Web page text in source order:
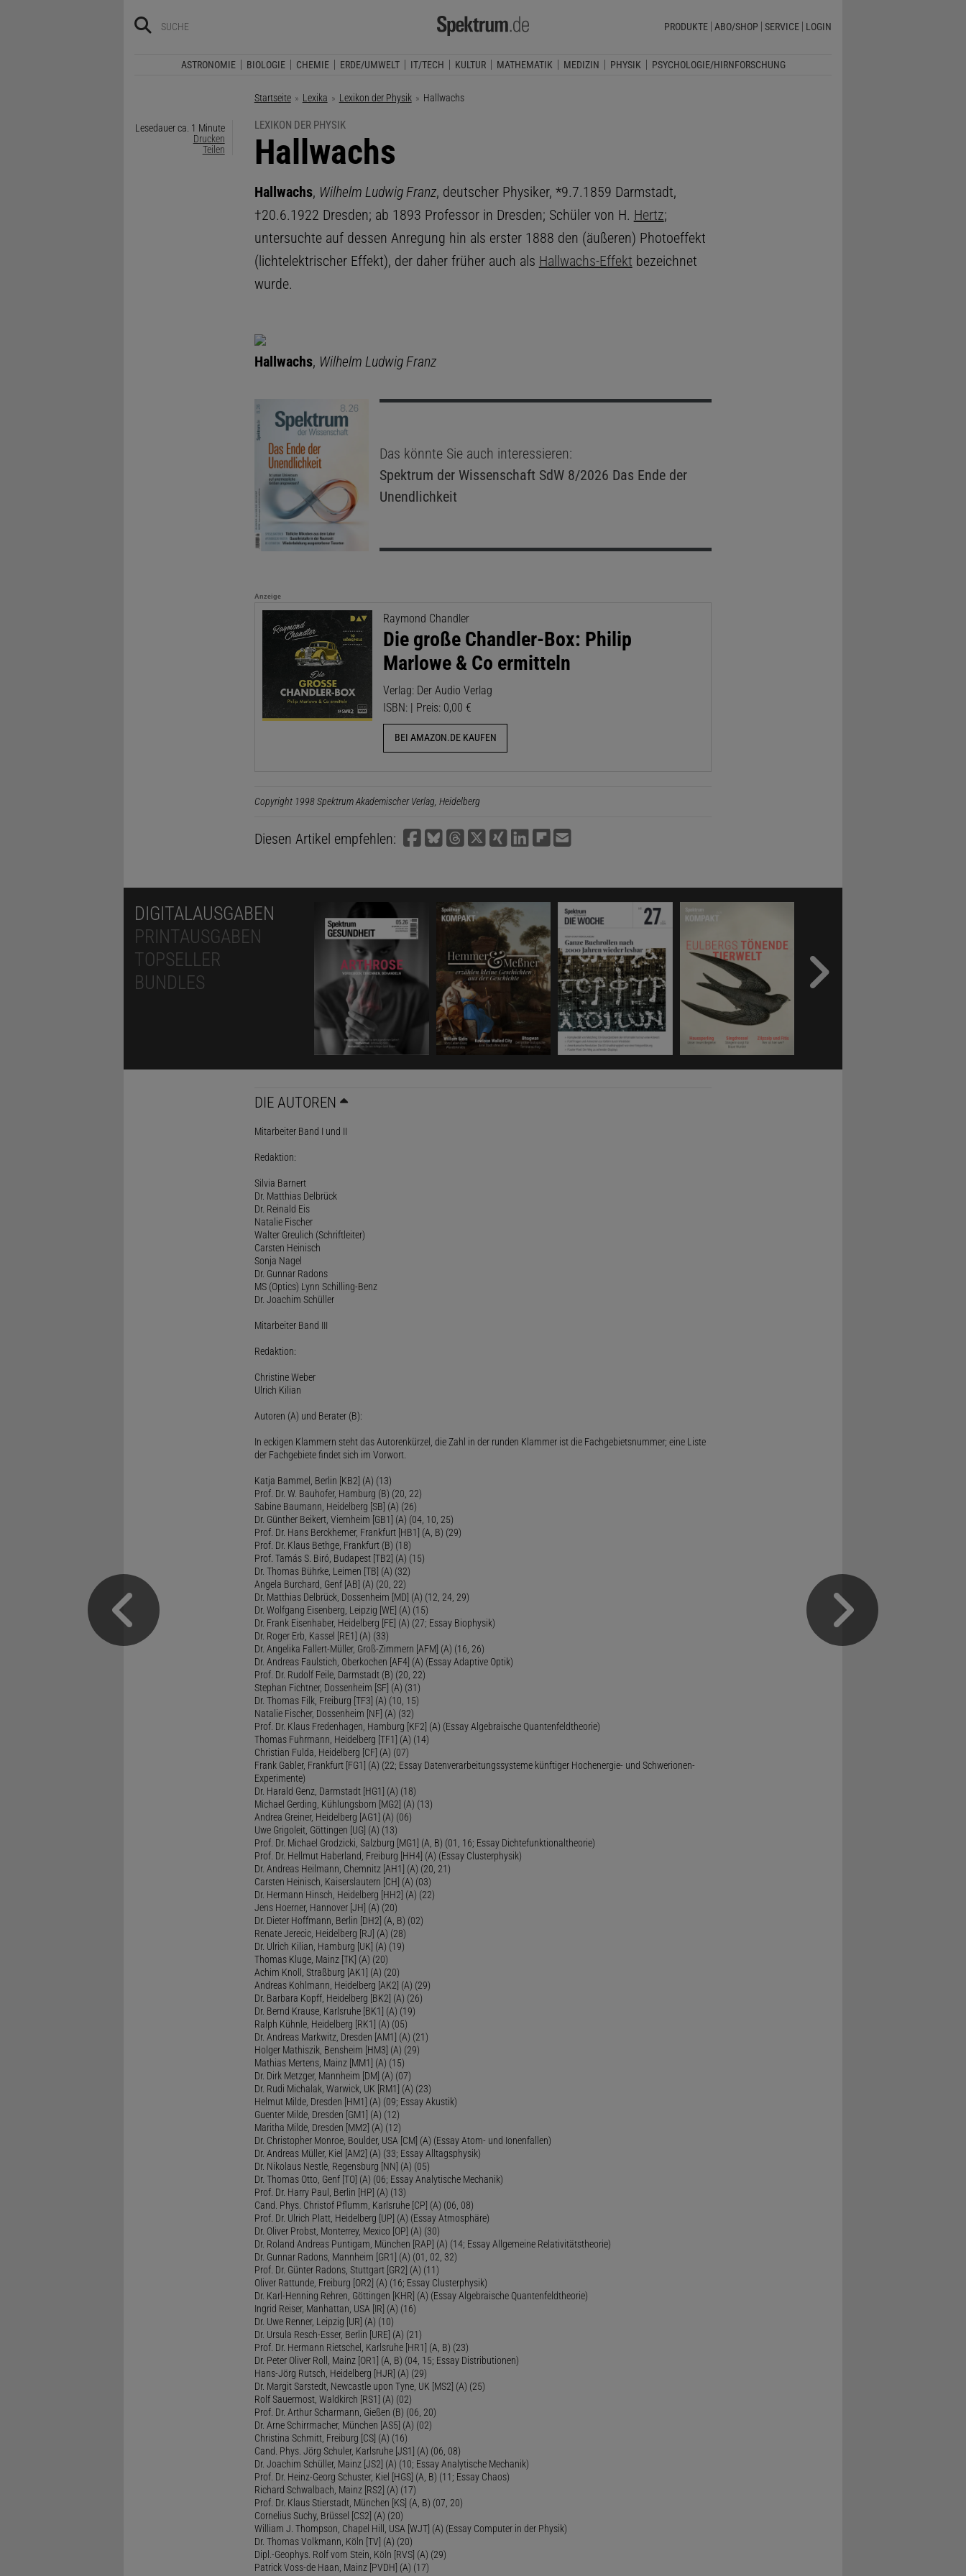
PRODUKTE ABO/SHOP SERVICE LOGIN
ASTRONOMIE BIOLOGIE CHEMIE ERDE/UMWELT IT/TECH KULTUR MATHEMATIK MEDIZIN PHYSIK PSYCHOLOGIE/HIRNFORSCHUNG
Startseite Lexika Lexikon der Physik Aktuelle Seite:
Hallwachs
Lesedauer ca. 1 Minute
Drucken
Teilen
LEXIKON DER PHYSIK
:
Hallwachs
Hallwachs, Wilhelm Ludwig Franz, deutscher Physiker, *9.7.1859 Darmstadt,
†20.6.1922 Dresden; ab 1893 Professor in Dresden; Schüler von H. Hertz;
untersuchte auf dessen Anregung hin als erster 1888 den (äußeren) Photoeffekt
(lichtelektrischer Effekt), der daher früher auch als Hallwachs-Effekt bezeichnet
wurde.
Hallwachs, Wilhelm Ludwig Franz
Das könnte Sie auch interessieren:
Spektrum der Wissenschaft SdW 8/2026 Das Ende der
Unendlichkeit
Anzeige
Raymond Chandler
Die große Chandler-Box: Philip
Marlowe & Co ermitteln
Verlag: Der Audio Verlag
ISBN: | Preis: 0,00 €
BEI AMAZON.DE KAUFEN
Copyright 1998 Spektrum Akademischer Verlag, Heidelberg
Diesen Artikel empfehlen:
DIGITALAUSGABEN
PRINTAUSGABEN
TOPSELLER
BUNDLES
DIE AUTOREN
Mitarbeiter Band I und II
Redaktion:
Silvia Barnert
Dr. Matthias Delbrück
Dr. Reinald Eis
Natalie Fischer
Walter Greulich (Schriftleiter)
Carsten Heinisch
Sonja Nagel
Dr. Gunnar Radons
MS (Optics) Lynn Schilling-Benz
Dr. Joachim Schüller
Mitarbeiter Band III
Redaktion:
Christine Weber
Ulrich Kilian
Autoren (A) und Berater (B):
In eckigen Klammern steht das Autorenkürzel, die Zahl in der runden Klammer ist die Fachgebietsnummer; eine Liste
der Fachgebiete findet sich im Vorwort.
Katja Bammel, Berlin [KB2] (A) (13)
Prof. Dr. W. Bauhofer, Hamburg (B) (20, 22)
Sabine Baumann, Heidelberg [SB] (A) (26)
Dr. Günther Beikert, Viernheim [GB1] (A) (04, 10, 25)
Prof. Dr. Hans Berckhemer, Frankfurt [HB1] (A, B) (29)
Prof. Dr. Klaus Bethge, Frankfurt (B) (18)
Prof. Tamás S. Biró, Budapest [TB2] (A) (15)
Dr. Thomas Bührke, Leimen [TB] (A) (32)
Angela Burchard, Genf [AB] (A) (20, 22)
Dr. Matthias Delbrück, Dossenheim [MD] (A) (12, 24, 29)
Dr. Wolfgang Eisenberg, Leipzig [WE] (A) (15)
Dr. Frank Eisenhaber, Heidelberg [FE] (A) (27; Essay Biophysik)
Dr. Roger Erb, Kassel [RE1] (A) (33)
Dr. Angelika Fallert-Müller, Groß-Zimmern [AFM] (A) (16, 26)
Dr. Andreas Faulstich, Oberkochen [AF4] (A) (Essay Adaptive Optik)
Prof. Dr. Rudolf Feile, Darmstadt (B) (20, 22)
Stephan Fichtner, Dossenheim [SF] (A) (31)
Dr. Thomas Filk, Freiburg [TF3] (A) (10, 15)
Natalie Fischer, Dossenheim [NF] (A) (32)
Prof. Dr. Klaus Fredenhagen, Hamburg [KF2] (A) (Essay Algebraische Quantenfeldtheorie)
Thomas Fuhrmann, Heidelberg [TF1] (A) (14)
Christian Fulda, Heidelberg [CF] (A) (07)
Frank Gabler, Frankfurt [FG1] (A) (22; Essay Datenverarbeitungssysteme künftiger Hochenergie- und Schwerionen-
Experimente)
Dr. Harald Genz, Darmstadt [HG1] (A) (18)
Michael Gerding, Kühlungsborn [MG2] (A) (13)
Andrea Greiner, Heidelberg [AG1] (A) (06)
Uwe Grigoleit, Göttingen [UG] (A) (13)
Prof. Dr. Michael Grodzicki, Salzburg [MG1] (A, B) (01, 16; Essay Dichtefunktionaltheorie)
Prof. Dr. Hellmut Haberland, Freiburg [HH4] (A) (Essay Clusterphysik)
Dr. Andreas Heilmann, Chemnitz [AH1] (A) (20, 21)
Carsten Heinisch, Kaiserslautern [CH] (A) (03)
Dr. Hermann Hinsch, Heidelberg [HH2] (A) (22)
Jens Hoerner, Hannover [JH] (A) (20)
Dr. Dieter Hoffmann, Berlin [DH2] (A, B) (02)
Renate Jerecic, Heidelberg [RJ] (A) (28)
Dr. Ulrich Kilian, Hamburg [UK] (A) (19)
Thomas Kluge, Mainz [TK] (A) (20)
Achim Knoll, Straßburg [AK1] (A) (20)
Andreas Kohlmann, Heidelberg [AK2] (A) (29)
Dr. Barbara Kopff, Heidelberg [BK2] (A) (26)
Dr. Bernd Krause, Karlsruhe [BK1] (A) (19)
Ralph Kühnle, Heidelberg [RK1] (A) (05)
Dr. Andreas Markwitz, Dresden [AM1] (A) (21)
Holger Mathiszik, Bensheim [HM3] (A) (29)
Mathias Mertens, Mainz [MM1] (A) (15)
Dr. Dirk Metzger, Mannheim [DM] (A) (07)
Dr. Rudi Michalak, Warwick, UK [RM1] (A) (23)
Helmut Milde, Dresden [HM1] (A) (09; Essay Akustik)
Guenter Milde, Dresden [GM1] (A) (12)
Maritha Milde, Dresden [MM2] (A) (12)
Dr. Christopher Monroe, Boulder, USA [CM] (A) (Essay Atom- und Ionenfallen)
Dr. Andreas Müller, Kiel [AM2] (A) (33; Essay Alltagsphysik)
Dr. Nikolaus Nestle, Regensburg [NN] (A) (05)
Dr. Thomas Otto, Genf [TO] (A) (06; Essay Analytische Mechanik)
Prof. Dr. Harry Paul, Berlin [HP] (A) (13)
Cand. Phys. Christof Pflumm, Karlsruhe [CP] (A) (06, 08)
Prof. Dr. Ulrich Platt, Heidelberg [UP] (A) (Essay Atmosphäre)
Dr. Oliver Probst, Monterrey, Mexico [OP] (A) (30)
Dr. Roland Andreas Puntigam, München [RAP] (A) (14; Essay Allgemeine Relativitätstheorie)
Dr. Gunnar Radons, Mannheim [GR1] (A) (01, 02, 32)
Prof. Dr. Günter Radons, Stuttgart [GR2] (A) (11)
Oliver Rattunde, Freiburg [OR2] (A) (16; Essay Clusterphysik)
Dr. Karl-Henning Rehren, Göttingen [KHR] (A) (Essay Algebraische Quantenfeldtheorie)
Ingrid Reiser, Manhattan, USA [IR] (A) (16)
Dr. Uwe Renner, Leipzig [UR] (A) (10)
Dr. Ursula Resch-Esser, Berlin [URE] (A) (21)
Prof. Dr. Hermann Rietschel, Karlsruhe [HR1] (A, B) (23)
Dr. Peter Oliver Roll, Mainz [OR1] (A, B) (04, 15; Essay Distributionen)
Hans-Jörg Rutsch, Heidelberg [HJR] (A) (29)
Dr. Margit Sarstedt, Newcastle upon Tyne, UK [MS2] (A) (25)
Rolf Sauermost, Waldkirch [RS1] (A) (02)
Prof. Dr. Arthur Scharmann, Gießen (B) (06, 20)
Dr. Arne Schirrmacher, München [AS5] (A) (02)
Christina Schmitt, Freiburg [CS] (A) (16)
Cand. Phys. Jörg Schuler, Karlsruhe [JS1] (A) (06, 08)
Dr. Joachim Schüller, Mainz [JS2] (A) (10; Essay Analytische Mechanik)
Prof. Dr. Heinz-Georg Schuster, Kiel [HGS] (A, B) (11; Essay Chaos)
Richard Schwalbach, Mainz [RS2] (A) (17)
Prof. Dr. Klaus Stierstadt, München [KS] (A, B) (07, 20)
Cornelius Suchy, Brüssel [CS2] (A) (20)
William J. Thompson, Chapel Hill, USA [WJT] (A) (Essay Computer in der Physik)
Dr. Thomas Volkmann, Köln [TV] (A) (20)
Dipl.-Geophys. Rolf vom Stein, Köln [RVS] (A) (29)
Patrick Voss-de Haan, Mainz [PVDH] (A) (17)